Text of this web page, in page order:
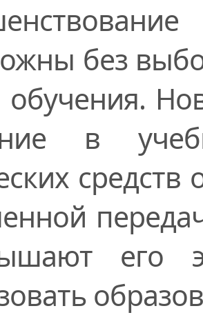
без
в
его